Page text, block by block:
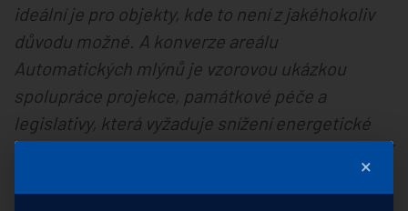
ideální je pro objekty, kde to není z jakéhokoliv
důvodu možné. A konverze areálu
Automatických mlýnů je vzorovou ukázkou
spolupráce projekce, památkové péče a
legislativy, která vyžaduje snížení energetické
náročnosti budov. Vlastnosti Multiporu umožňují
zateplit objekt z méně hodnotné strany budovy,
×